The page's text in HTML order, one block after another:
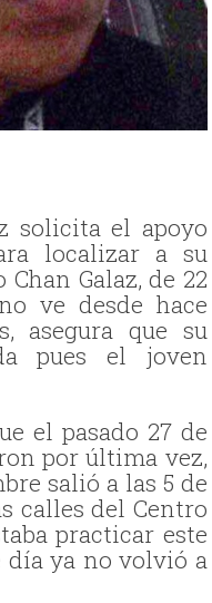
solicita el apoyo
localizar a su
Galaz, de 22
ve desde hace
asegura que su
pues el joven
el pasado 27 de
por última vez,
salió a las 5 de
calles del Centro
practicar este
día ya no volvió a